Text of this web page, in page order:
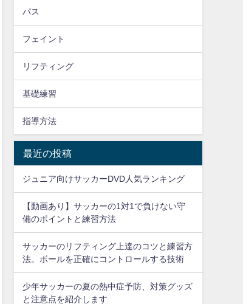
パス
フェイント
リフティング
基礎練習
指導方法
最近の投稿
ジュニア向けサッカーDVD人気ランキング
【動画あり】サッカーの1対1で負けない守
備のポイントと練習方法
サッカーのリフティング上達のコツと練習方
法。ボールを正確にコントロールする技術
少年サッカーの夏の熱中症予防、対策グッズ
と注意点を紹介します